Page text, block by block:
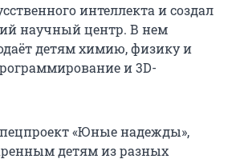
интеллекта и создал
научный центр. В нем
детям химию, физику и
и 3D-
«Юные надежды»,
детям из разных